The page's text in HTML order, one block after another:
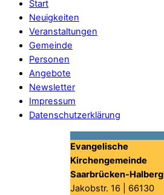
Start
Neuigkeiten
Veranstaltungen
Gemeinde
Personen
Angebote
Newsletter
Impressum
Datenschutzerklärung
Evangelische
Kirchengemeinde
Saarbrücken-Halberg
Jakobstr. 16 | 66130